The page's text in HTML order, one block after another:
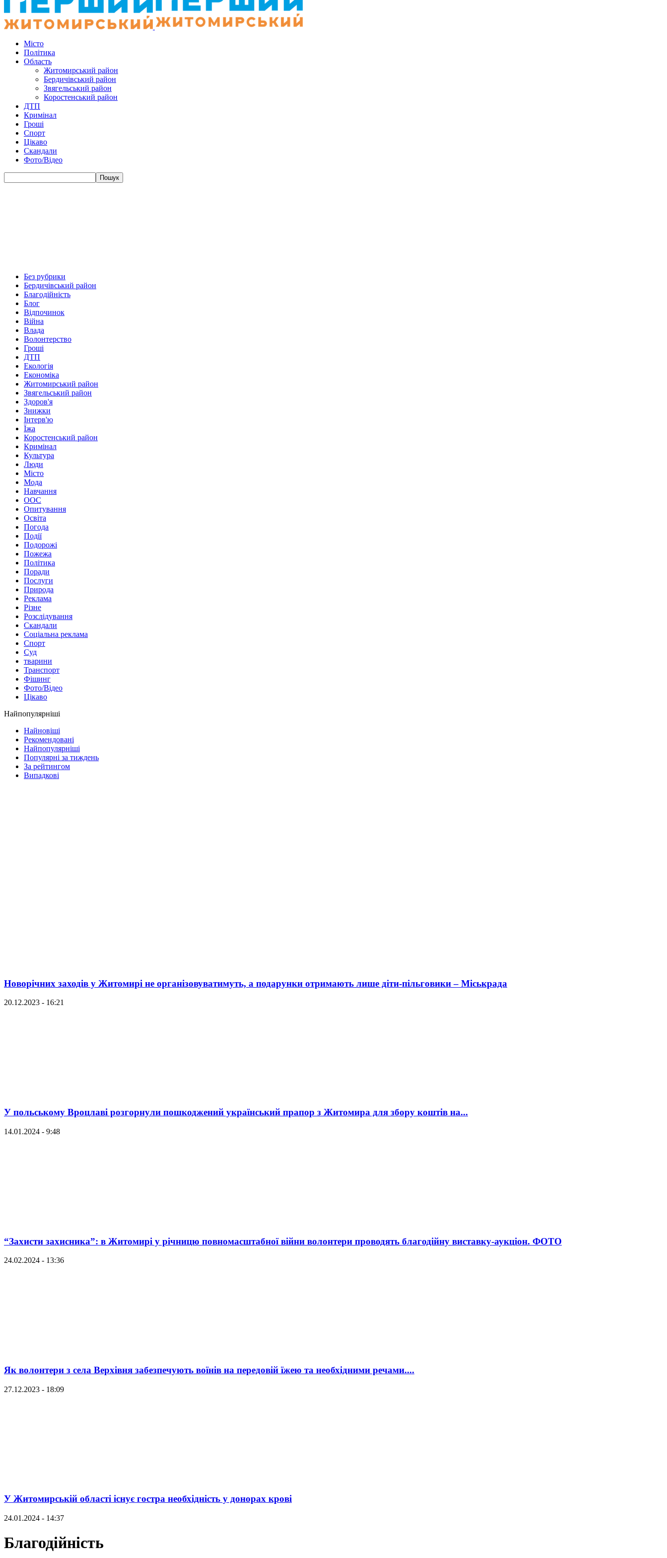
Місто
Політика
Область
Житомирський район
Бердичівський район
Звягельський район
Коростенський район
ДТП
Кримінал
Гроші
Спорт
Цікаво
Скандали
Фото/Відео
Без рубрики
Бердичівський район
Благодійність
Блог
Відпочинок
Війна
Влада
Волонтерство
Гроші
ДТП
Екологія
Економіка
Житомирський район
Звягельський район
Здоров'я
Знижки
Інтерв'ю
Їжа
Коростенський район
Кримінал
Культура
Люди
Місто
Мода
Навчання
ООС
Опитування
Освіта
Погода
Події
Подорожі
Пожежа
Політика
Поради
Послуги
Природа
Реклама
Різне
Розслідування
Скандали
Соціальна реклама
Спорт
Суд
тварини
Транспорт
Фішинг
Фото/Відео
Цікаво
Найпопулярніші
Найновіші
Рекомендовані
Найпопулярніші
Популярні за тиждень
За рейтингом
Випадкові
Новорічних заходів у Житомирі не організовуватимуть, а подарунки отримають лише діти-пільговики – Міськрада
20.12.2023 - 16:21
У польському Вроцлаві розгорнули пошкоджений український прапор з Житомира для збору коштів на...
14.01.2024 - 9:48
“Захисти захисника”: в Житомирі у річницю повномасштабної війни волонтери проводять благодійну виставку-аукціон. ФОТО
24.02.2024 - 13:36
Як волонтери з села Верхівня забезпечують воїнів на передовій їжею та необхідними речами....
27.12.2023 - 18:09
У Житомирській області існує гостра необхідність у донорах крові
24.01.2024 - 14:37
Благодійність